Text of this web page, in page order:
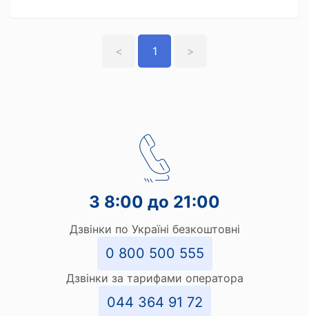
< 1 >
З 8:00 до 21:00
Дзвінки по Україні безкоштовні
0 800 500 555
Дзвінки за тарифами оператора
044 364 91 72